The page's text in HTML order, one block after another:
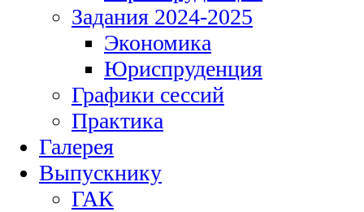
Задания 2024-2025
Экономика
Юриспруденция
Графики сессий
Практика
Галерея
Выпускнику
ГАК